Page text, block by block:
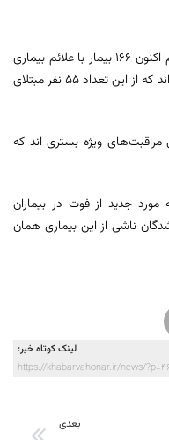
رئیس دانشگاه علوم پزشکی بیرجند گفت: هم اکنون ۱۶۶ بیمار با علائم بیماری
حاد تنفسی در بیمارستان‌های استان بستری اند که از این تعداد ۵۵ نفر مبتلای
در بخش مراقبت‌های ویژه بستری اند که
۲۴ ساعت گذشته مورد جدید از فوت در بیماران
ناشی از این بیماری همان
لینک کوتاه خبر:
https://khabarvahonar.ir/news/
بعدی